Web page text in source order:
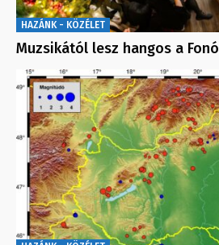
HAZÁNK - KÖZÉLET
Muzsikától lesz hangos a Fonó